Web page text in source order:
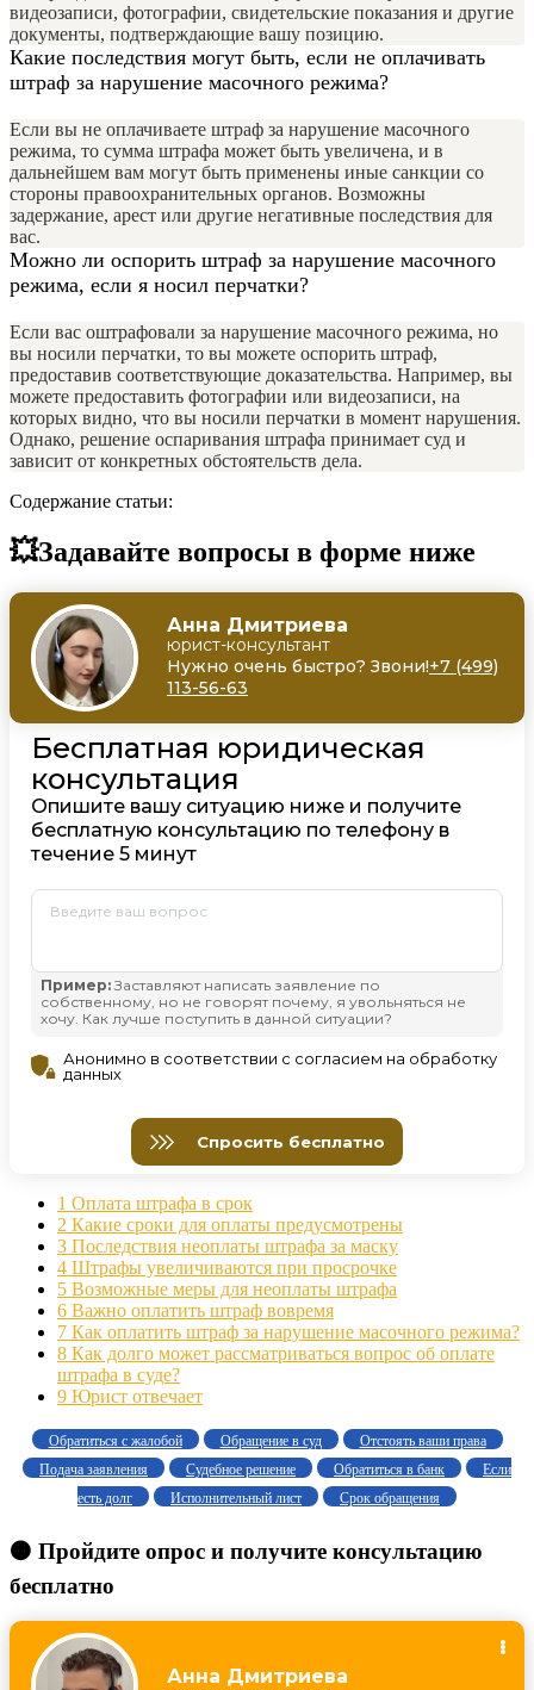
видеозаписи, фотографии, свидетельские показания и другие
документы, подтверждающие вашу позицию.
Какие последствия могут быть, если не оплачивать
штраф за нарушение масочного режима?
Если вы не оплачиваете штраф за нарушение масочного
режима, то сумма штрафа может быть увеличена, и в
дальнейшем вам могут быть применены иные санкции со
стороны правоохранительных органов. Возможны
задержание, арест или другие негативные последствия для
вас.
Можно ли оспорить штраф за нарушение масочного
режима, если я носил перчатки?
Если вас оштрафовали за нарушение масочного режима, но
вы носили перчатки, то вы можете оспорить штраф,
предоставив соответствующие доказательства. Например, вы
можете предоставить фотографии или видеозаписи, на
которых видно, что вы носили перчатки в момент нарушения.
Однако, решение оспаривания штрафа принимает суд и
зависит от конкретных обстоятельств дела.
Содержание статьи:
💥Задавайте вопросы в форме ниже
1 Оплата штрафа в срок
2 Какие сроки для оплаты предусмотрены
3 Последствия неоплаты штрафа за маску
4 Штрафы увеличиваются при просрочке
5 Возможные меры для неоплаты штрафа
6 Важно оплатить штраф вовремя
7 Как оплатить штраф за нарушение масочного режима?
8 Как долго может рассматриваться вопрос об оплате
штрафа в суде?
9 Юрист отвечает
Обратиться с жалобой Обращение в суд
Отстоять ваши права
Подача заявления
Судебное решение Обратиться в банк
Если
есть долг
Исполнительный лист Срок обращения
🟠 Пройдите опрос и получите консультацию
бесплатно